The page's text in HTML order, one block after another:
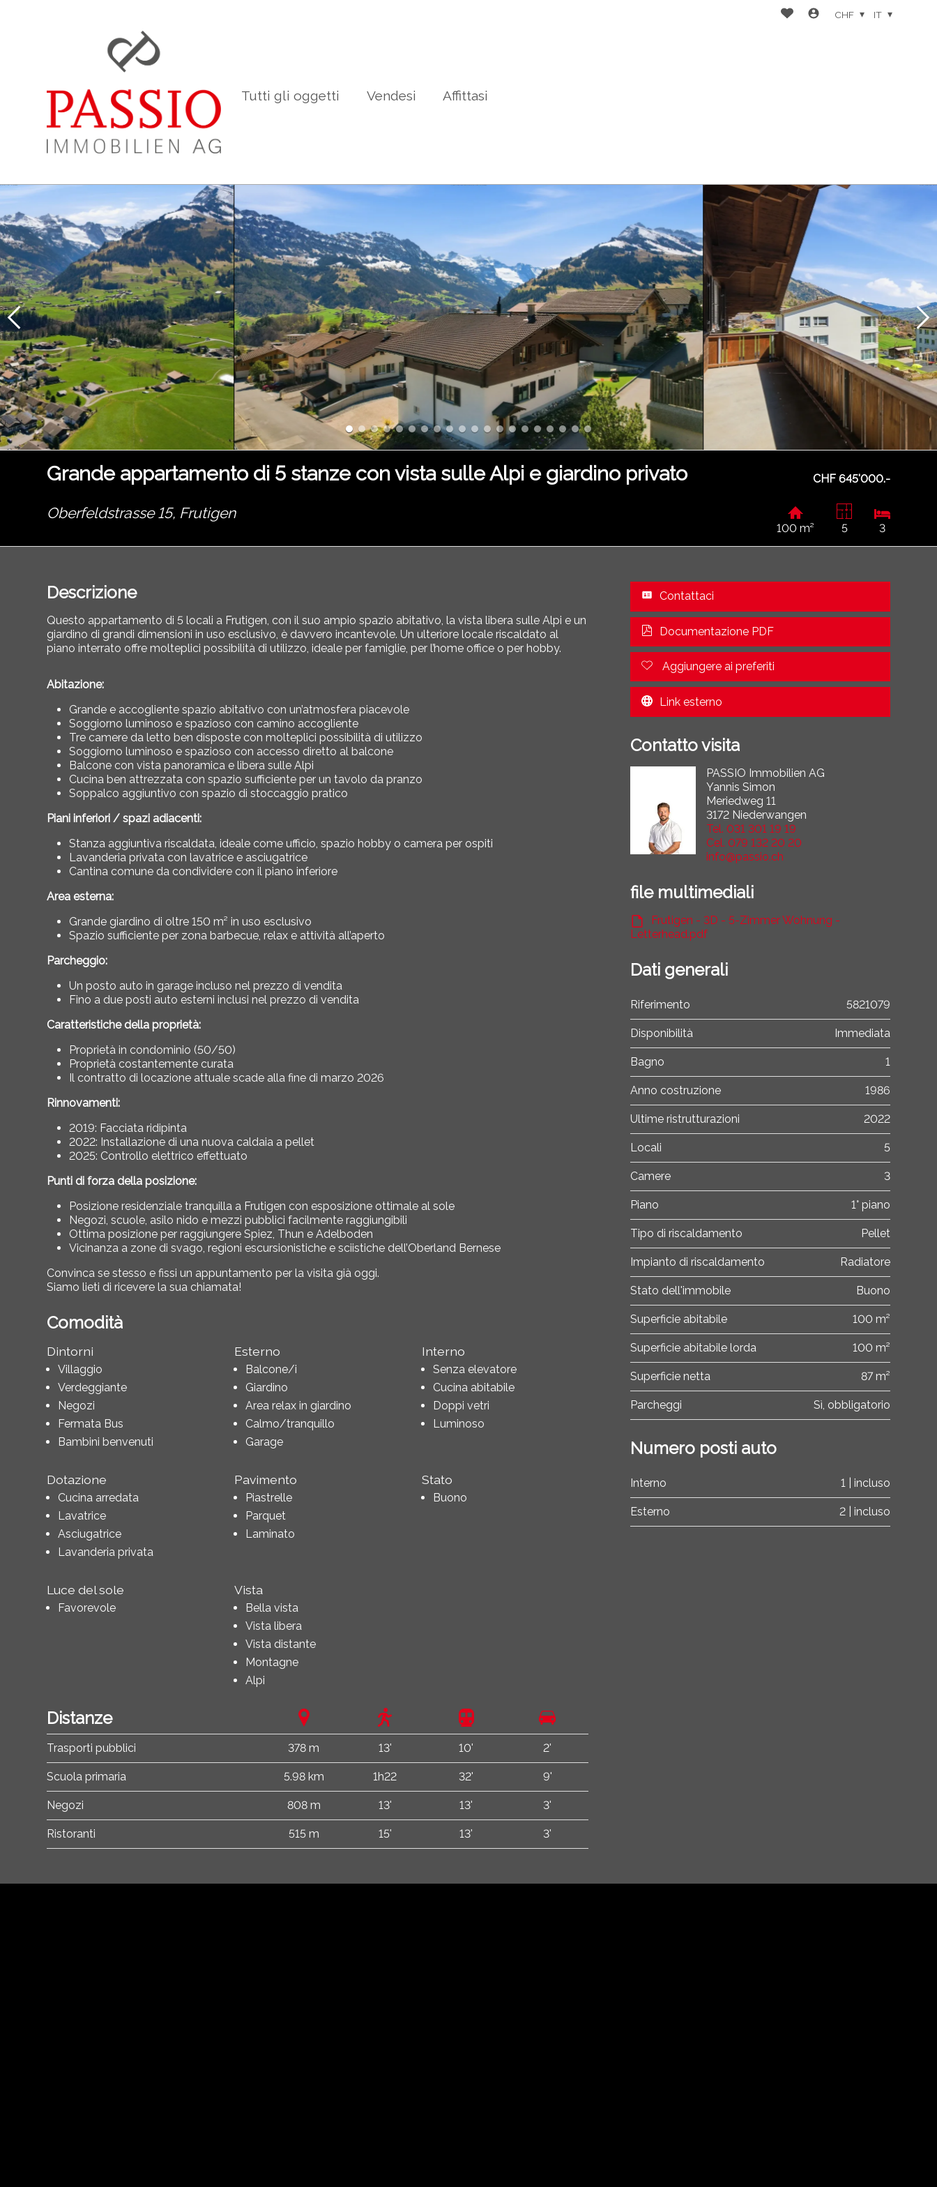
Tutti gli oggetti Vendesi Affittasi
CHF IT
Grande appartamento di 5 stanze con vista sulle Alpi e giardino privato CHF 645'000.-
Oberfeldstrasse 15, Frutigen
100 m² 5 3
Descrizione
Questo appartamento di 5 locali a Frutigen, con il suo ampio spazio abitativo, la vista libera sulle Alpi e un
giardino di grandi dimensioni in uso esclusivo, è davvero incantevole. Un ulteriore locale riscaldato al
piano interrato offre molteplici possibilità di utilizzo, ideale per famiglie, per l’home office o per hobby.
Abitazione:
Grande e accogliente spazio abitativo con un’atmosfera piacevole
Soggiorno luminoso e spazioso con camino accogliente
Tre camere da letto ben disposte con molteplici possibilità di utilizzo
Soggiorno luminoso e spazioso con accesso diretto al balcone
Balcone con vista panoramica e libera sulle Alpi
Cucina ben attrezzata con spazio sufficiente per un tavolo da pranzo
Soppalco aggiuntivo con spazio di stoccaggio pratico
Piani inferiori / spazi adiacenti:
Stanza aggiuntiva riscaldata, ideale come ufficio, spazio hobby o camera per ospiti
Lavanderia privata con lavatrice e asciugatrice
Cantina comune da condividere con il piano inferiore
Area esterna:
Grande giardino di oltre 150 m² in uso esclusivo
Spazio sufficiente per zona barbecue, relax e attività all’aperto
Parcheggio:
Un posto auto in garage incluso nel prezzo di vendita
Fino a due posti auto esterni inclusi nel prezzo di vendita
Caratteristiche della proprietà:
Proprietà in condominio (50/50)
Proprietà costantemente curata
Il contratto di locazione attuale scade alla fine di marzo 2026
Rinnovamenti:
2019: Facciata ridipinta
2022: Installazione di una nuova caldaia a pellet
2025: Controllo elettrico effettuato
Punti di forza della posizione:
Posizione residenziale tranquilla a Frutigen con esposizione ottimale al sole
Negozi, scuole, asilo nido e mezzi pubblici facilmente raggiungibili
Ottima posizione per raggiungere Spiez, Thun e Adelboden
Vicinanza a zone di svago, regioni escursionistiche e sciistiche dell’Oberland Bernese
Convinca se stesso e fissi un appuntamento per la visita già oggi.
Siamo lieti di ricevere la sua chiamata!
Comodità
Dintorni
Villaggio
Verdeggiante
Negozi
Fermata Bus
Bambini benvenuti
Esterno
Balcone/i
Giardino
Area relax in giardino
Calmo/tranquillo
Garage
Interno
Senza elevatore
Cucina abitabile
Doppi vetri
Luminoso
Dotazione
Cucina arredata
Lavatrice
Asciugatrice
Lavanderia privata
Pavimento
Piastrelle
Parquet
Laminato
Stato
Buono
Luce del sole
Favorevole
Vista
Bella vista
Vista libera
Vista distante
Montagne
Alpi
Distanze
Trasporti pubblici 378 m 13' 10' 2'
Scuola primaria 5.98 km 1h22 32' 9'
Negozi 808 m 13' 13' 3'
Ristoranti 515 m 15' 13' 3'
Contattaci
Documentazione PDF
Aggiungere ai preferiti
Link esterno
Contatto visita
PASSIO Immobilien AG
Yannis Simon
Meriedweg 11
3172 Niederwangen
Tel. 031 301 19 19
Cel. 079 132 20 20
info@passio.ch
file multimediali
Frutigen - 3D - 5-Zimmer Wohnung -
Letterhead.pdf
Dati generali
Riferimento 5821079
Disponibilità Immediata
Bagno 1
Anno costruzione 1986
Ultime ristrutturazioni 2022
Locali 5
Camere 3
Piano 1° piano
Tipo di riscaldamento Pellet
Impianto di riscaldamento Radiatore
Stato dell'immobile Buono
Superficie abitabile 100 m²
Superficie abitabile lorda 100 m²
Superficie netta 87 m²
Parcheggi Sì, obbligatorio
Numero posti auto
Interno 1 | incluso
Esterno 2 | incluso